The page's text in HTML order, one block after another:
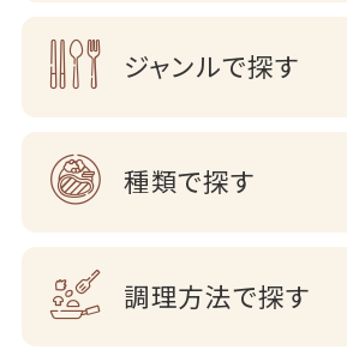
ジャンルで探す
種類で探す
調理方法で探す